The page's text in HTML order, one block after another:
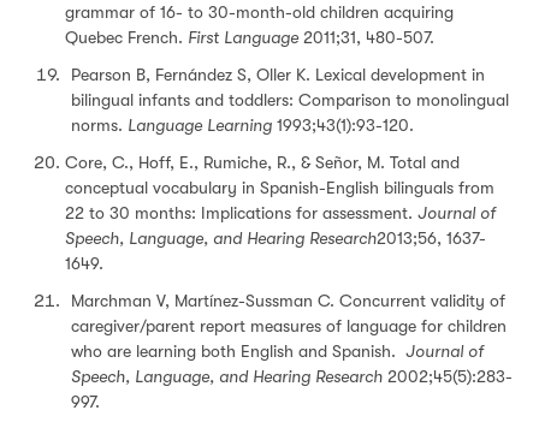
grammar of 16- to 30-month-old children acquiring
Quebec French. First Language 2011;31, 480-507.
Pearson B, Fernández S, Oller K. Lexical development in
bilingual infants and toddlers: Comparison to monolingual
norms. Language Learning 1993;43(1):93-120.
Core, C., Hoff, E., Rumiche, R., & Señor, M. Total and
conceptual vocabulary in Spanish-English bilinguals from
22 to 30 months: Implications for assessment. Journal of
Speech, Language, and Hearing Research2013;56, 1637-
1649.
Marchman V, Martínez-Sussman C. Concurrent validity of
caregiver/parent report measures of language for children
who are learning both English and Spanish. Journal of
Speech, Language, and Hearing Research 2002;45(5):283-
997.